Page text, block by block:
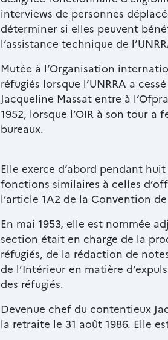
interviews de personnes
déterminer si elles peuvent
l’assistance technique de
Mutée à l’Organisation
réfugiés lorsque l’UNRRA a
Jacqueline Massat entre à
1952, lorsque l’OIR à son tour a
bureaux.
Texte
riche
Elle exerce d’abord pendant
fonctions similaires à celles
l’article 1A2 de la Convention
En mai 1953, elle est nommée
section était en charge de la
réfugiés, de la rédaction de
de l’Intérieur en matière
des réfugiés.
Devenue chef du contentieux
la retraite le 31 août 1986. Elle